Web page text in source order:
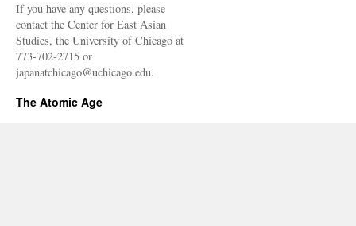
If you have any questions, please
contact the Center for East Asian
Studies, the University of Chicago at
773-702-2715 or
japanatchicago@uchicago.edu.
The Atomic Age